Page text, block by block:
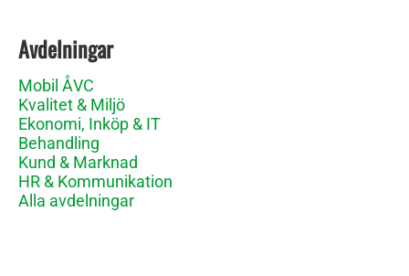
Avdelningar
Mobil ÅVC
Kvalitet & Miljö
Ekonomi, Inköp & IT
Behandling
Kund & Marknad
HR & Kommunikation
Alla avdelningar